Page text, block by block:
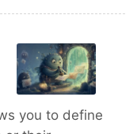
you to define